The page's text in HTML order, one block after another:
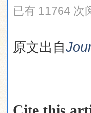
已有 11764 次
原文出自